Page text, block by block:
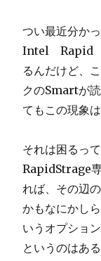
つい最近分か
Intel Rapid
るんだけど、
クのSmartが
てもこの現象は
それは困るっ
RapidStrage
れば、その辺
かもなにかし
いうオプショ
というのはあ